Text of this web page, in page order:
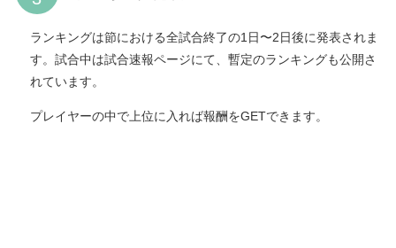
ランキングは節における全試合終了の1日〜2日後に発表されま
す。試合中は試合速報ページにて、暫定のランキングも公開さ
れています。
プレイヤーの中で上位に入れば報酬をGETできます。